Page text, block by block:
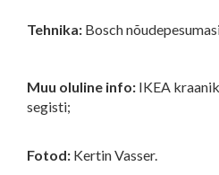
Tehnika: Bosch
Muu oluline info: IKEA
segisti;
Fotod: Kertin Vasser.